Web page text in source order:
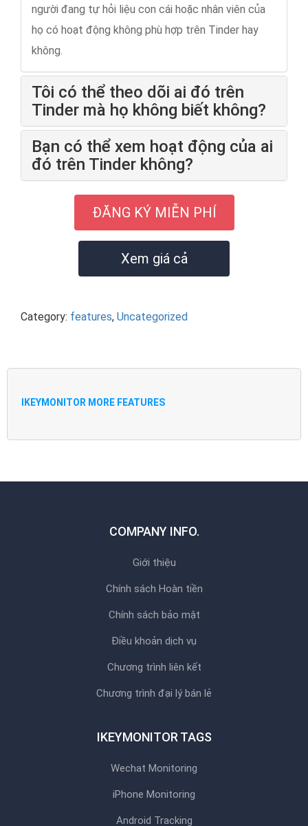
người đang tự hỏi liệu con cái hoặc nhân viên của
họ có hoạt động không phù hợp trên Tinder hay
không.
Tôi có thể theo dõi ai đó trên
Tinder mà họ không biết không?
Bạn có thể xem hoạt động của ai
đó trên Tinder không?
ĐĂNG KÝ MIỄN PHÍ
Xem giá cả
Category: features, Uncategorized
IKEYMONITOR MORE FEATURES
COMPANY INFO.
Giới thiệu
Chính sách Hoàn tiền
Chính sách bảo mật
Điều khoản dịch vụ
Chương trình liên kết
Chương trình đại lý bán lẻ
IKEYMONITOR TAGS
Wechat Monitoring
iPhone Monitoring
Android Tracking